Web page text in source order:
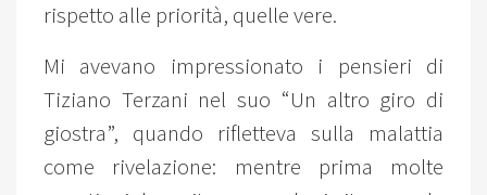
rispetto alle priorità, quelle vere.
Mi avevano impressionato i pensieri di
Tiziano Terzani nel suo “Un altro giro di
giostra”, quando rifletteva sulla malattia
come rivelazione: mentre prima molte